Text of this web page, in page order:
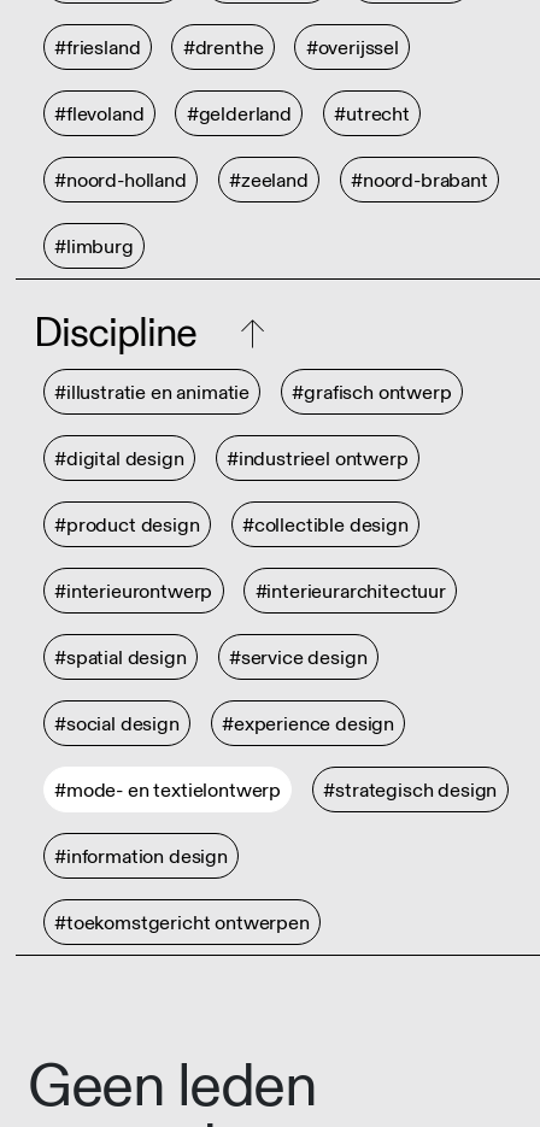
#friesland #drenthe #overijssel
#flevoland #gelderland #utrecht
#noord-holland #zeeland #noord-brabant
#limburg
Discipline
#illustratie en animatie #grafisch ontwerp
#digital design #industrieel ontwerp
#product design #collectible design
#interieurontwerp #interieurarchitectuur
#spatial design #service design
#social design #experience design
#mode- en textielontwerp #strategisch design
#information design
#toekomstgericht ontwerpen
Geen leden